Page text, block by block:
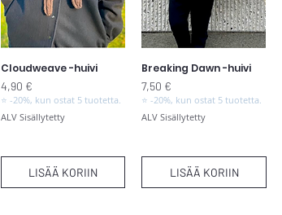
Pikakatselu
Cloudweave -huivi
Hinta
4,90 €
⭐ -20%, kun ostat 5 tuotetta.
ALV Sisällytetty
LISÄÄ KORIIN
Pikakatselu
Breaking Dawn -huivi
Hinta
7,50 €
⭐ -20%, kun ostat 5 tuotetta.
ALV Sisällytetty
LISÄÄ KORIIN